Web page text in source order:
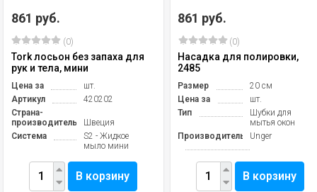
861 руб.
(0)
Tork лосьон без запаха для
рук и тела, мини
Цена за
шт.
Артикул
420202
Страна-
производитель
Швеция
Система
S2 - Жидкое
мыло мини
В корзину
861 руб.
(0)
Насадка для полировки,
2485
Размер
20 см
Цена за
шт.
Тип
Шубки для
мытья окон
Производитель
Unger
В корзину